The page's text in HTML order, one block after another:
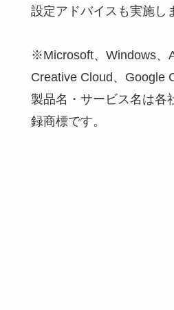
設定アドバイスも実施し
※Microsoft、Windows、
Creative Cloud、Google
製品名・サービス名は各
録商標です。